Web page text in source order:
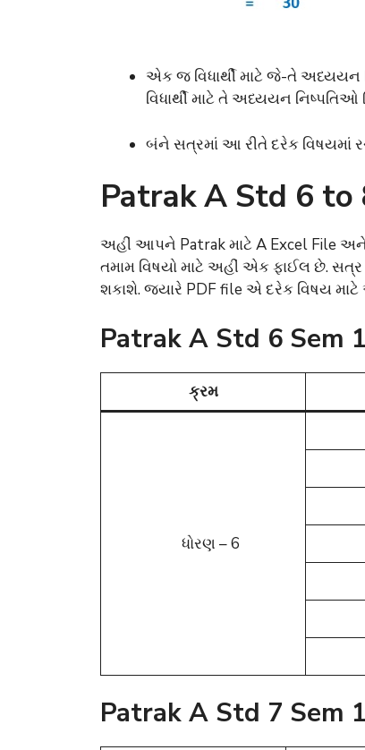
એક જ વિધાર્થી માટે જે-તે અધ્યયન
વિધાર્થી માટે તે અધ્યયન નિષ્પતિઓ
બંને સત્રમાં આ રીતે દરેક વિષયમાં
Patrak A Std 6 to
અહીં આપને Patrak માટે A Excel File
તમામ વિષયો માટે અહીં એક ફાઈલ છે.
શકાશે. જયારે PDF file એ દરેક વિષય
Patrak A Std 6 Sem
ક્રમ
ધોરણ – 6
Patrak A Std 7 Sem